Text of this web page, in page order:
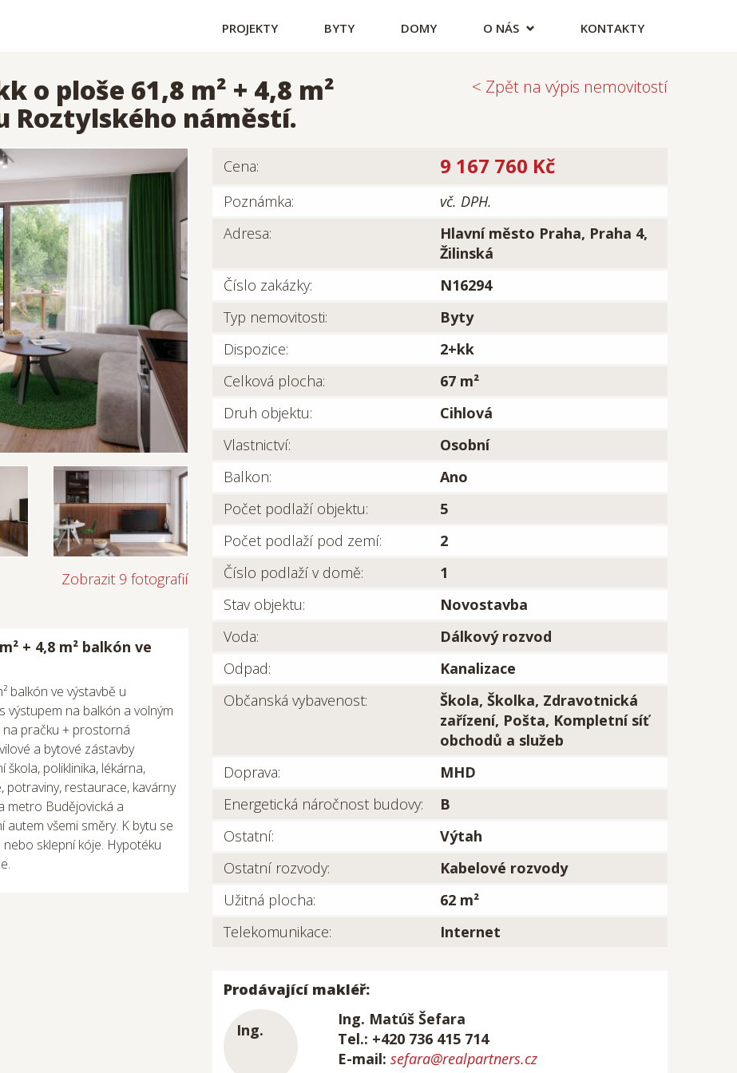
PROJEKTY BYTY DOMY O NÁS KONTAKTY
o ploše 61,8 m² + 4,8 m²
Roztylského náměstí.
< Zpět na výpis nemovitostí
Zobrazit 9 fotografií
+ 4,8 m² balkón ve
balkón ve výstavbě u
výstupem na balkón a volným
pračku + prostorná
a bytové zástavby
poliklinika, lékárna,
restaurace, kavárny
metro Budějovická a
všemi směry. K bytu se
sklepní kóje. Hypotéku
Cena: 9 167 760 Kč
Poznámka:
vč. DPH.
Adresa:
Hlavní město Praha, Praha 4,
Žilinská
Číslo zakázky:
N16294
Typ nemovitosti:
Byty
Dispozice:
2+kk
Celková plocha:
67 m²
Druh objektu:
Cihlová
Vlastnictví:
Osobní
Balkon:
Ano
Počet podlaží objektu:
5
Počet podlaží pod zemí:
2
Číslo podlaží v domě:
1
Stav objektu:
Novostavba
Voda:
Dálkový rozvod
Odpad:
Kanalizace
Občanská vybavenost:
Škola, Školka, Zdravotnická
zařízení, Pošta, Kompletní síť
obchodů a služeb
Doprava:
MHD
Energetická náročnost budovy:
B
Ostatní:
Výtah
Ostatní rozvody:
Kabelové rozvody
Užitná plocha:
62 m²
Telekomunikace:
Internet
Prodávající makléř:
Ing. Matúš Šefara
Tel.: +420 736 415 714
E-mail: sefara@realpartners.cz